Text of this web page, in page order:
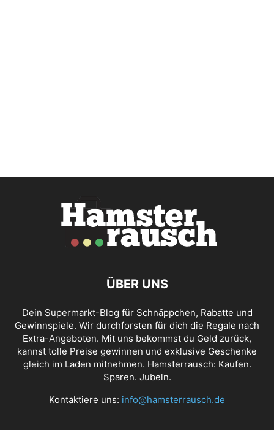
ÜBER UNS
Dein Supermarkt-Blog für Schnäppchen, Rabatte und
Gewinnspiele. Wir durchforsten für dich die Regale nach
Extra-Angeboten. Mit uns bekommst du Geld zurück,
kannst tolle Preise gewinnen und exklusive Geschenke
gleich im Laden mitnehmen. Hamsterrausch: Kaufen.
Sparen. Jubeln.
Kontaktiere uns: info@hamsterrausch.de